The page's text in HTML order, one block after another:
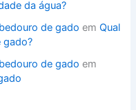
da água?
de gado emQual
gado?
de gado em